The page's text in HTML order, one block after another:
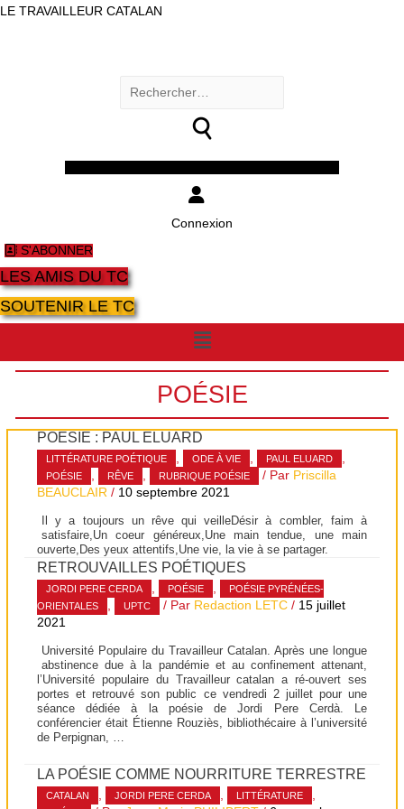
LE TRAVAILLEUR CATALAN
Rechercher :
Connexion
S'ABONNER
LES AMIS DU TC
SOUTENIR LE TC
Menu
POÉSIE
POÉSIE : PAUL ELUARD
LITTÉRATURE POÉTIQUE , ODE À VIE , PAUL ELUARD ,
POÉSIE , RÊVE , RUBRIQUE POÉSIE / Par Priscilla
BEAUCLAIR / 10 septembre 2021
Il y a toujours un rêve qui veilleDésir à combler, faim à
satisfaire,Un coeur généreux,Une main tendue, une main
ouverte,Des yeux attentifs,Une vie, la vie à se partager.
RETROUVAILLES POÉTIQUES
JORDI PERE CERDA , POÉSIE ,
POÉSIE PYRÉNÉES-
ORIENTALES
, UPTC / Par Redaction LETC / 15 juillet
2021
Université Populaire du Travailleur Catalan. Après une longue
abstinence due à la pandémie et au confinement attenant,
l’Université populaire du Travailleur catalan a ré-ouvert ses
portes et retrouvé son public ce vendredi 2 juillet pour une
séance dédiée à la poésie de Jordi Pere Cerdà. Le
conférencier était Étienne Rouziès, bibliothécaire à l’université
de Perpignan, …
LA POÉSIE COMME NOURRITURE TERRESTRE
CATALAN JORDI PERE CERDA LITTÉRATURE